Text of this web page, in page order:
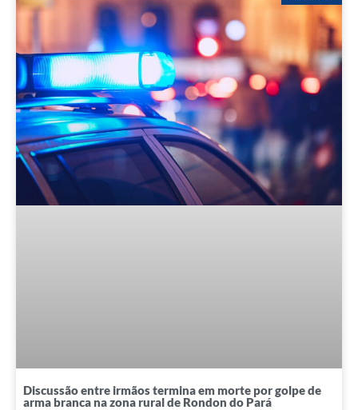
Discussão entre irmãos termina em morte por golpe de
arma branca na zona rural de Rondon do Pará